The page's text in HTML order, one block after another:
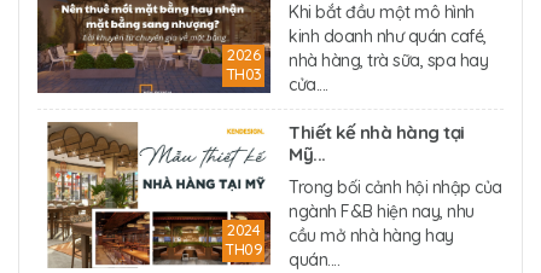
2026
TH03
Khi bắt đầu một mô hình
kinh doanh như quán café,
nhà hàng, trà sữa, spa hay
cửa....
2024
TH09
Thiết kế nhà hàng tại
Mỹ...
Trong bối cảnh hội nhập của
ngành F&B hiện nay, nhu
cầu mở nhà hàng hay
quán....